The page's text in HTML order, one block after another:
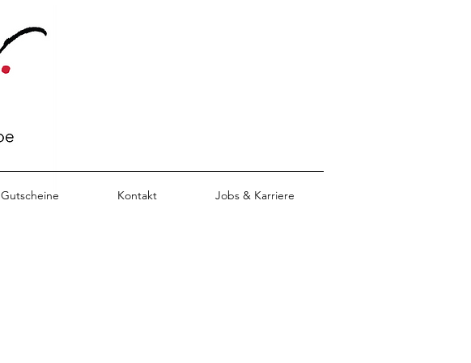
Gutscheine Kontakt Jobs & Karriere